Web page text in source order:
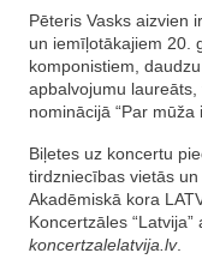
Pēteris Vasks aizvien
un iemīļotākajiem 20.
komponistiem,
apbalvojumu
nominācijā “Par mūža
Biļetes uz koncertu
tirdzniecības vietās
Akadēmiskā kora
Koncertzāles
koncertzalelatvija.lv.